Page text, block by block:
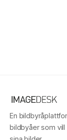
En
bildbyåer som